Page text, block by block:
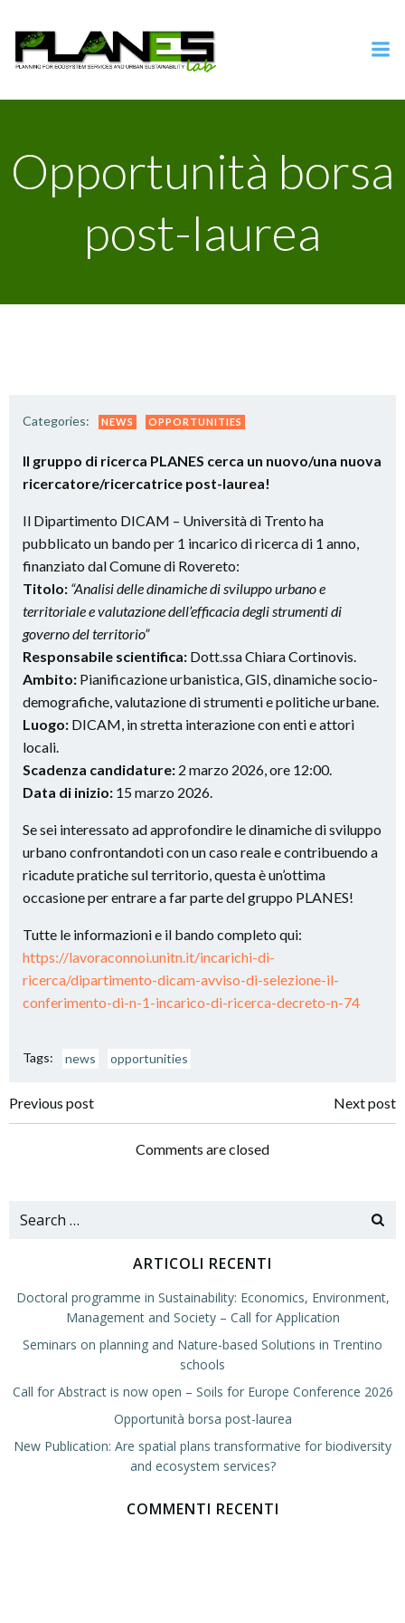
al
contenuto
Opportunità borsa
post-laurea
Categories: NEWS OPPORTUNITIES
Il gruppo di ricerca PLANES cerca un nuovo/una nuova
ricercatore/ricercatrice post-laurea!
Il Dipartimento DICAM – Università di Trento ha
pubblicato un bando per 1 incarico di ricerca di 1 anno,
finanziato dal Comune di Rovereto:
Titolo: “Analisi delle dinamiche di sviluppo urbano e
territoriale e valutazione dell’efficacia degli strumenti di
governo del territorio”
Responsabile scientifica: Dott.ssa Chiara Cortinovis.
Ambito: Pianificazione urbanistica, GIS, dinamiche socio-
demografiche, valutazione di strumenti e politiche urbane.
Luogo: DICAM, in stretta interazione con enti e attori
locali.
Scadenza candidature: 2 marzo 2026, ore 12:00.
Data di inizio: 15 marzo 2026.
Se sei interessato ad approfondire le dinamiche di sviluppo
urbano confrontandoti con un caso reale e contribuendo a
ricadute pratiche sul territorio, questa è un’ottima
occasione per entrare a far parte del gruppo PLANES!
Tutte le informazioni e il bando completo qui:
https://lavoraconnoi.unitn.it/incarichi-di-
ricerca/dipartimento-dicam-avviso-di-selezione-il-
conferimento-di-n-1-incarico-di-ricerca-decreto-n-74
Tags: news opportunities
Navigazione
Previous post
Navigazione
articoli
Next post
Comments are closed
Search
ARTICOLI RECENTI
Doctoral programme in Sustainability: Economics, Environment,
Management and Society – Call for Application
Seminars on planning and Nature-based Solutions in Trentino
schools
Call for Abstract is now open – Soils for Europe Conference 2026
Opportunità borsa post-laurea
New Publication: Are spatial plans transformative for biodiversity
and ecosystem services?
COMMENTI RECENTI